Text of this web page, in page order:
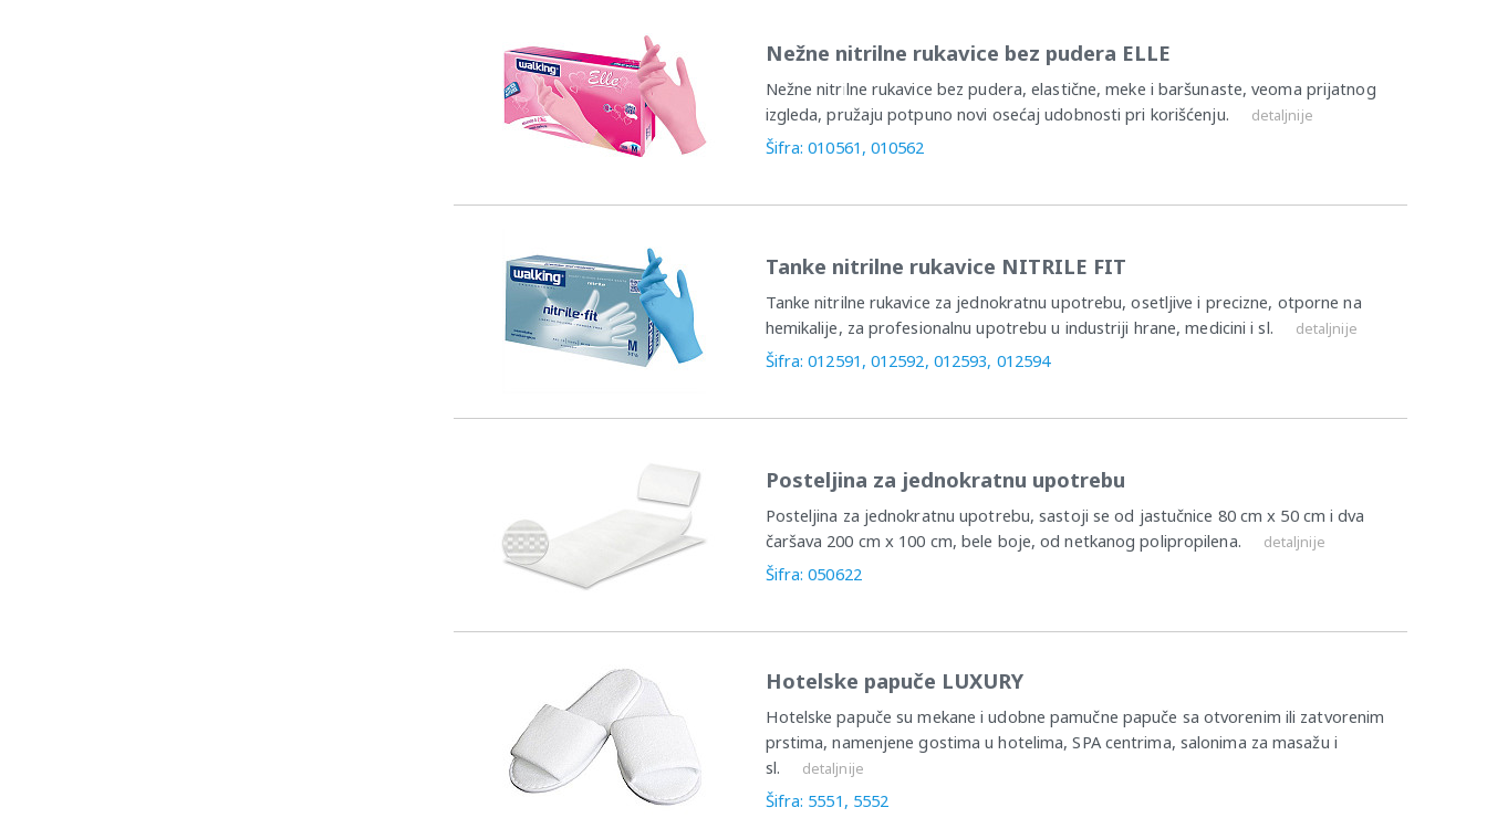
Nežne nitrilne rukavice bez pudera ELLE
Nežne nitrilne rukavice bez pudera, elastične, meke i baršunaste, veoma prijatnog
izgleda, pružaju potpuno novi osećaj udobnosti pri korišćenju.
detaljnije
Šifra: 010561, 010562
Tanke nitrilne rukavice NITRILE FIT
Tanke nitrilne rukavice za jednokratnu upotrebu, osetljive i precizne, otporne na
hemikalije, za profesionalnu upotrebu u industriji hrane, medicini i sl.
detaljnije
Šifra: 012591, 012592, 012593, 012594
Posteljina za jednokratnu upotrebu
Posteljina za jednokratnu upotrebu, sastoji se od jastučnice 80 cm x 50 cm i dva
čaršava 200 cm x 100 cm, bele boje, od netkanog polipropilena.
detaljnije
Šifra: 050622
Hotelske papuče LUXURY
Hotelske papuče su mekane i udobne pamučne papuče sa otvorenim ili zatvorenim
prstima, namenjene gostima u hotelima, SPA centrima, salonima za masažu i
sl.
detaljnije
Šifra: 5551, 5552